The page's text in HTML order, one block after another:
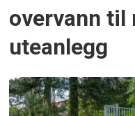
overvann til
uteanlegg